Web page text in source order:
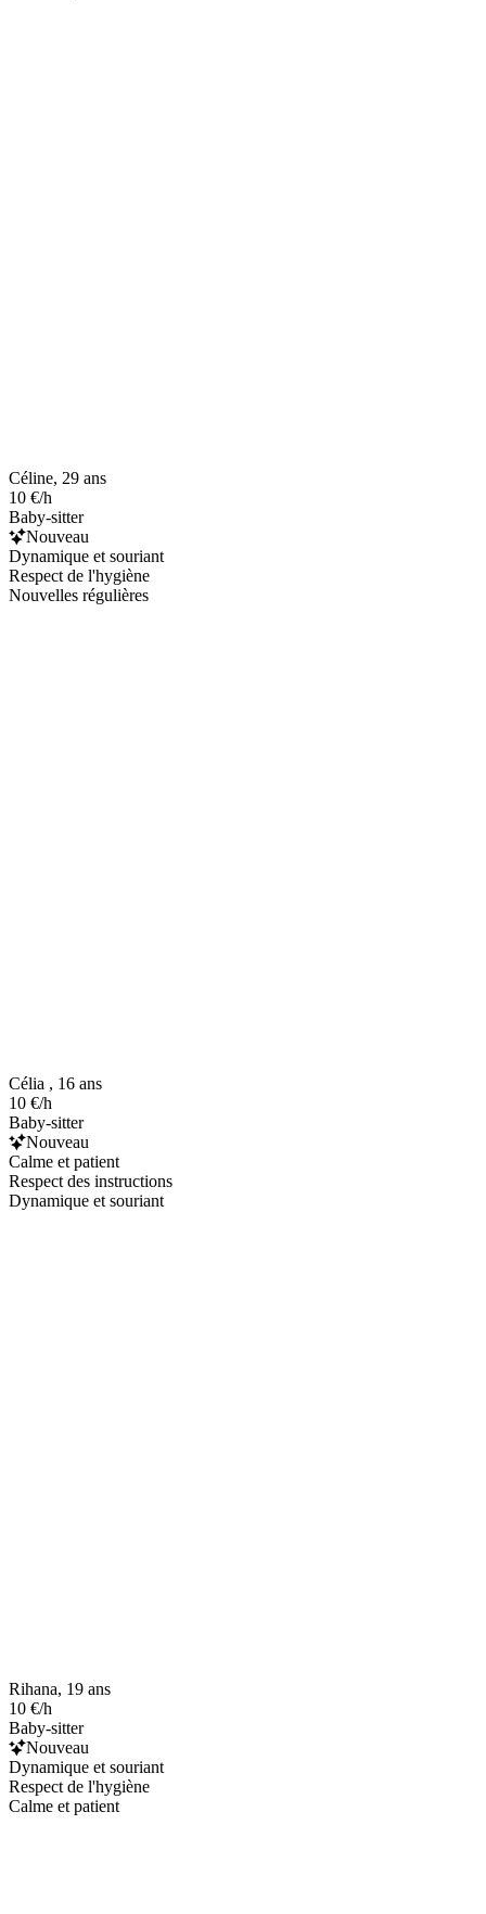
Céline, 29 ans
10 €/h
Baby-sitter
Nouveau
Dynamique et souriant
Respect de l'hygiène
Nouvelles régulières
Célia , 16 ans
10 €/h
Baby-sitter
Nouveau
Calme et patient
Respect des instructions
Dynamique et souriant
Rihana, 19 ans
10 €/h
Baby-sitter
Nouveau
Dynamique et souriant
Respect de l'hygiène
Calme et patient